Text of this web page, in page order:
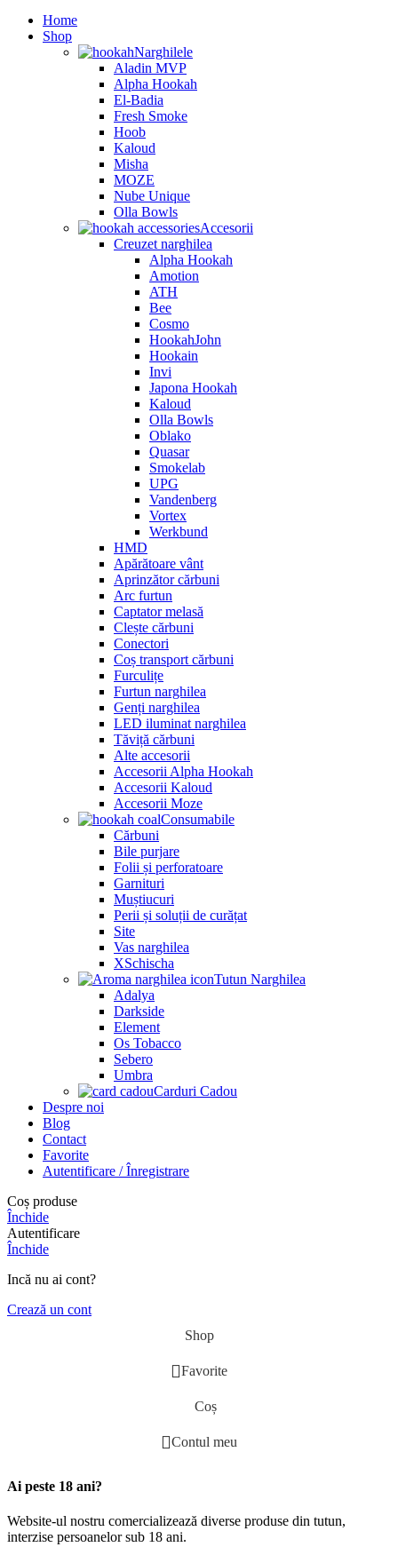
Home
Shop
Narghilele
Aladin MVP
Alpha Hookah
El-Badia
Fresh Smoke
Hoob
Kaloud
Misha
MOZE
Nube Unique
Olla Bowls
Accesorii
Creuzet narghilea
Alpha Hookah
Amotion
ATH
Bee
Cosmo
HookahJohn
Hookain
Invi
Japona Hookah
Kaloud
Olla Bowls
Oblako
Quasar
Smokelab
UPG
Vandenberg
Vortex
Werkbund
HMD
Apărătoare vânt
Aprinzător cărbuni
Arc furtun
Captator melasă
Clește cărbuni
Conectori
Coș transport cărbuni
Furculițe
Furtun narghilea
Genți narghilea
LED iluminat narghilea
Tăviță cărbuni
Alte accesorii
Accesorii Alpha Hookah
Accesorii Kaloud
Accesorii Moze
Consumabile
Cărbuni
Bile purjare
Folii și perforatoare
Garnituri
Muștiucuri
Perii și soluții de curățat
Site
Vas narghilea
XSchischa
Tutun Narghilea
Adalya
Darkside
Element
Os Tobacco
Sebero
Umbra
Carduri Cadou
Despre noi
Blog
Contact
Favorite
Autentificare / Înregistrare
Coș produse
Închide
Autentificare
Închide
Incă nu ai cont?
Crează un cont
Shop
Favorite
Coș
Contul meu
Ai peste 18 ani?
Website-ul nostru comercializează diverse produse din tutun,
interzise persoanelor sub 18 ani.